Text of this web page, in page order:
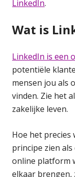
LinkedIn.
Wat is
LinkedIn is een
potentiële
mensen jou als
vinden. Zie het
zakelijke leven.
Hoe het precies
principe zien
online platform
elkaar brengen,